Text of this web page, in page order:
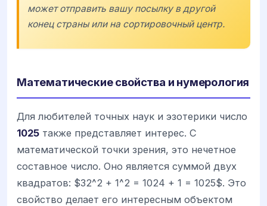
может отправить вашу посылку в другой
конец страны или на сортировочный центр.
Математические свойства и нумерология
Для любителей точных наук и эзотерики число
1025 также представляет интерес. С
математической точки зрения, это нечетное
составное число. Оно является суммой двух
квадратов: $32^2 + 1^2 = 1024 + 1 = 1025$. Это
свойство делает его интересным объектом